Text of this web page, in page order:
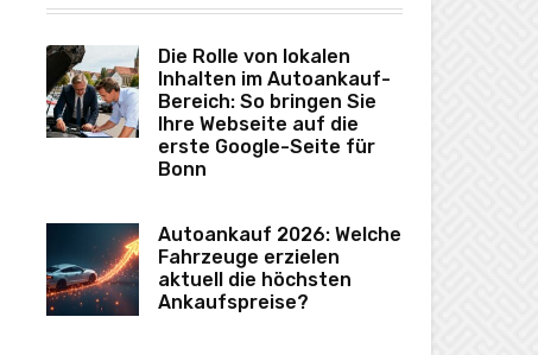
Die Rolle von lokalen
Inhalten im Autoankauf-
Bereich: So bringen Sie
Ihre Webseite auf die
erste Google-Seite für
Bonn
Autoankauf 2026: Welche
Fahrzeuge erzielen
aktuell die höchsten
Ankaufspreise?